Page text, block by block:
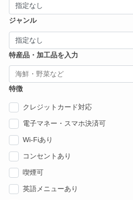
ジャンル
特産品・加工品を入力
特徴
クレジットカード対応
電子マネー・スマホ決済可
Wi-Fiあり
コンセントあり
喫煙可
英語メニューあり